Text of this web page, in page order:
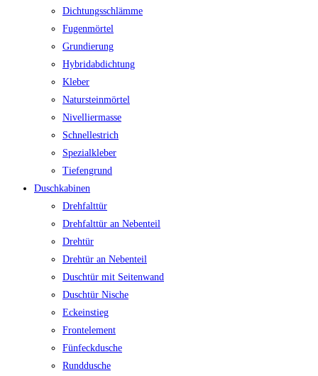
Dichtungsschlämme
Fugenmörtel
Grundierung
Hybridabdichtung
Kleber
Natursteinmörtel
Nivelliermasse
Schnellestrich
Spezialkleber
Tiefengrund
Duschkabinen
Drehfalttür
Drehfalttür an Nebenteil
Drehtür
Drehtür an Nebenteil
Duschtür mit Seitenwand
Duschtür Nische
Eckeinstieg
Frontelement
Fünfeckdusche
Runddusche